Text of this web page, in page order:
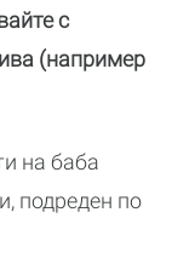
с
(например
на баба
подреден по